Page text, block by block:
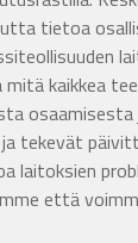
tietoa
kaikkea
osaamisesta
tekevät
laitoksien
että